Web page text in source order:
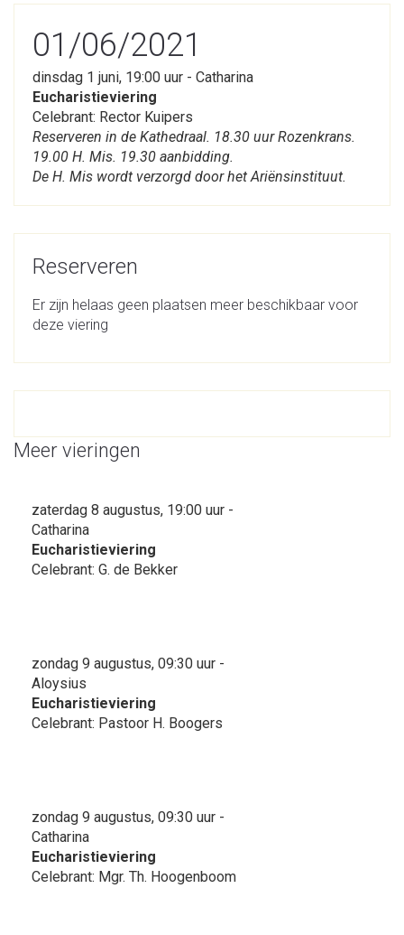
01/06/2021
dinsdag 1 juni, 19:00 uur - Catharina
Eucharistieviering
Celebrant: Rector Kuipers
Reserveren in de Kathedraal. 18.30 uur Rozenkrans.
19.00 H. Mis. 19.30 aanbidding.
De H. Mis wordt verzorgd door het Ariënsinstituut.
Reserveren
Er zijn helaas geen plaatsen meer beschikbaar voor
deze viering
Meer vieringen
zaterdag 8 augustus, 19:00 uur -
Catharina
Eucharistieviering
Celebrant: G. de Bekker
zondag 9 augustus, 09:30 uur -
Aloysius
Eucharistieviering
Celebrant: Pastoor H. Boogers
zondag 9 augustus, 09:30 uur -
Catharina
Eucharistieviering
Celebrant: Mgr. Th. Hoogenboom